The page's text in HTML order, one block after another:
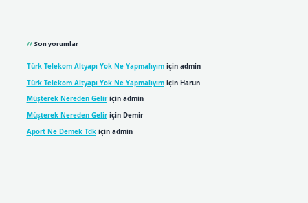
Son yorumlar
Türk Telekom Altyapı Yok Ne Yapmalıyımiçin admin
Türk Telekom Altyapı Yok Ne Yapmalıyımiçin Harun
Müşterek Nereden Geliriçin admin
Müşterek Nereden Geliriçin Demir
Aport Ne Demek Tdkiçin admin